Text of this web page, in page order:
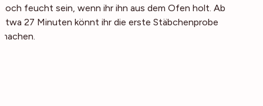
noch feucht sein, wenn ihr ihn aus dem Ofen holt. Ab
etwa 27 Minuten könnt ihr die erste Stäbchenprobe
machen.